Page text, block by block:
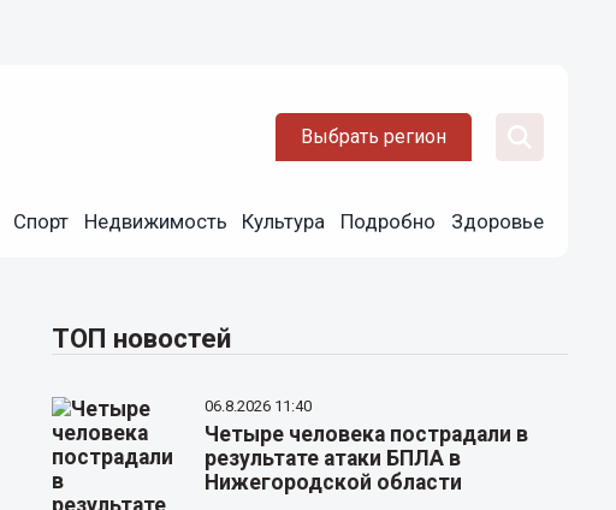
Выбрать регион
Спорт Недвижимость Культура Подробно Здоровье
ТОП новостей
06.8.2026 11:40
Четыре человека пострадали в
результате атаки БПЛА в
Нижегородской области